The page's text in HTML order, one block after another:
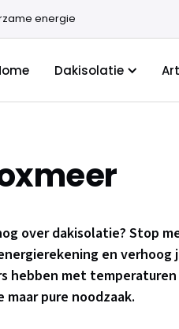
energie
Dakisolatie
over dakisolatie? Stop
en verhoog
hebben met
pure noodzaak.